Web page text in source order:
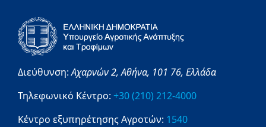
Διεύθυνση:Αχαρνών 2,Αθήνα, 101 76, Ελλάδα
Τηλεφωνικό Κέντρο: +30 (210) 212-4000
Κέντρο εξυπηρέτησης Αγροτών: 1540